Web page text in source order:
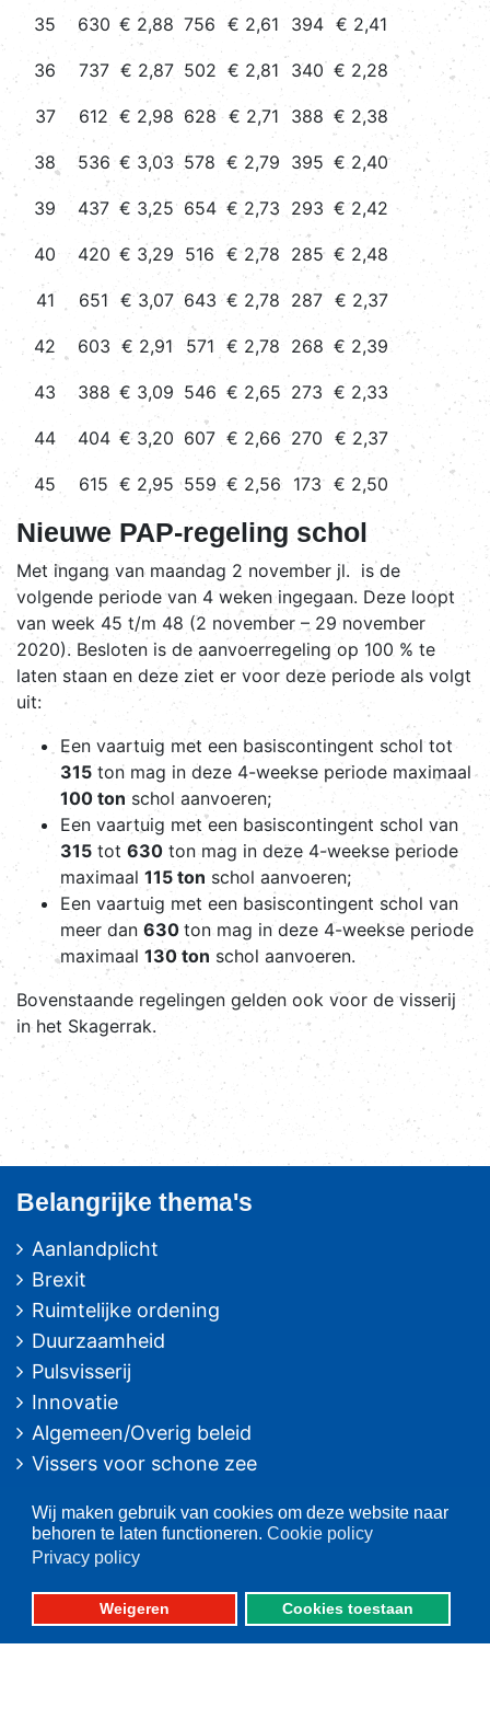
Wij maken gebruik van cookies om deze website naar
behoren te laten functioneren. Cookie policy
Privacy policy
Weigeren Cookies toestaan
35 630 € 2,88 756 € 2,61 394 € 2,41
36 737 € 2,87 502 € 2,81 340 € 2,28
37 612 € 2,98 628 € 2,71 388 € 2,38
38 536 € 3,03 578 € 2,79 395 € 2,40
39 437 € 3,25 654 € 2,73 293 € 2,42
40 420 € 3,29 516 € 2,78 285 € 2,48
41 651 € 3,07 643 € 2,78 287 € 2,37
42 603 € 2,91 571 € 2,78 268 € 2,39
43 388 € 3,09 546 € 2,65 273 € 2,33
44 404 € 3,20 607 € 2,66 270 € 2,37
45 615 € 2,95 559 € 2,56 173 € 2,50
Nieuwe PAP-regeling schol
Met ingang van maandag 2 november jl. is de
volgende periode van 4 weken ingegaan. Deze loopt
van week 45 t/m 48 (2 november – 29 november
2020). Besloten is de aanvoerregeling op 100 % te
laten staan en deze ziet er voor deze periode als volgt
uit:
Een vaartuig met een basiscontingent schol tot
315 ton mag in deze 4-weekse periode maximaal
100 ton schol aanvoeren;
Een vaartuig met een basiscontingent schol van
315 tot 630 ton mag in deze 4-weekse periode
maximaal 115 ton schol aanvoeren;
Een vaartuig met een basiscontingent schol van
meer dan 630 ton mag in deze 4-weekse periode
maximaal 130 ton schol aanvoeren.
Bovenstaande regelingen gelden ook voor de visserij
in het Skagerrak.
Belangrijke thema's
Aanlandplicht
Brexit
Ruimtelijke ordening
Duurzaamheid
Pulsvisserij
Innovatie
Algemeen/Overig beleid
Vissers voor schone zee
Op deze website
Over VisNed
PO's
Vertegenwoordiging
Contact